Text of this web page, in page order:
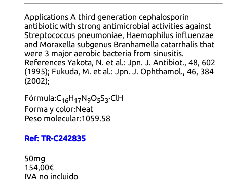
Applications A third generation cephalosporin
antibiotic with strong antimicrobial activities against
Streptococcus pneumoniae, Haemophilus influenzae
and Moraxella subgenus Branhamella catarrhalis that
were 3 major aerobic bacteria from sinusitis.
References Yakota, N. et al.: Jpn. J. Antibiot., 48, 602
(1995); Fukuda, M. et al.: Jpn. J. Ophthamol., 46, 384
(2002);
Fórmula:C16H17N9O5S3·ClH
Forma y color:Neat
Peso molecular:1059.58
Ref: TR-C242835
50mg
154,00€
IVA no incluido